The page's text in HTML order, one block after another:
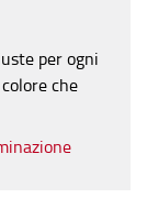
per ogni
che